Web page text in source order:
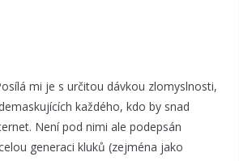
mi je s určitou dávkou zlomyslnosti,
každého, kdo by snad
Není pod nimi ale podepsán
generaci kluků (zejména jako